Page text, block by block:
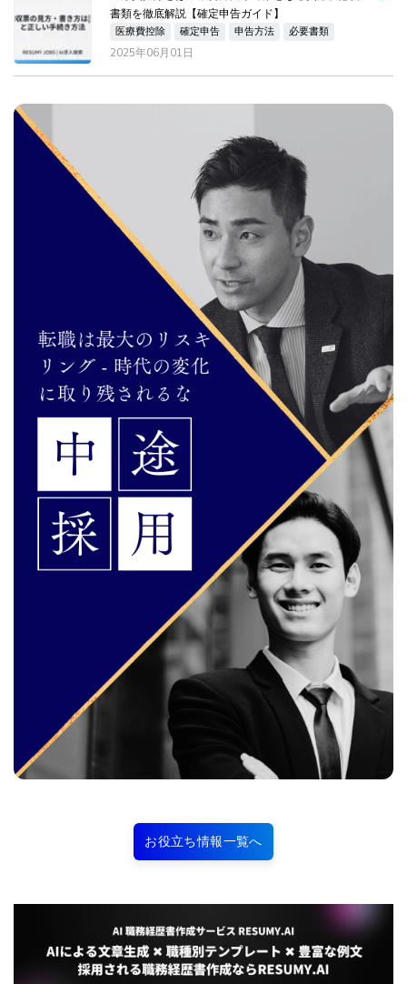
書類を徹底解説【確定申告ガイド】
医療費控除 確定申告 申告方法 必要書類
2025年06月01日
お役立ち情報一覧へ